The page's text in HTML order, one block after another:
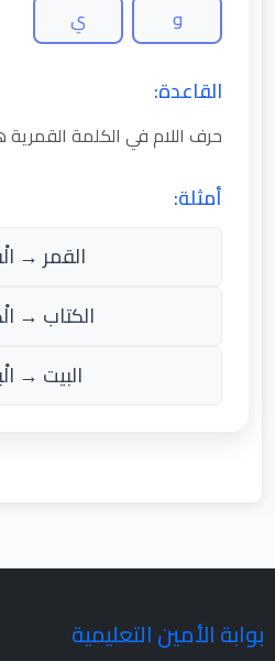
و
ي
القاعدة:
حرف اللام في الكلمة
أمثلة:
القمر →
الكتاب →
البيت →
بوابة الأمين التعليمية